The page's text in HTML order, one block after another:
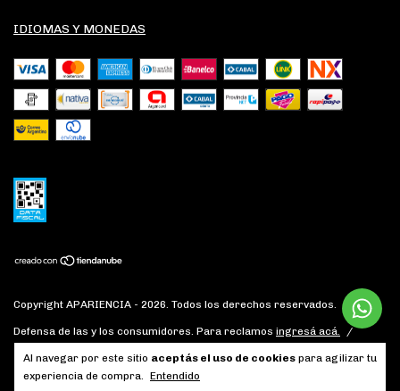
Al navegar por este sitio aceptás el uso de cookies para agilizar tu
experiencia de compra. Entendido
IDIOMAS Y MONEDAS
Copyright APARIENCIA - 2026. Todos los derechos reservados.
Defensa de las y los consumidores. Para reclamos ingresá acá.
/